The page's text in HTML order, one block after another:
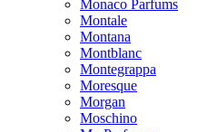
Monaco Parfums
Montale
Montana
Montblanc
Montegrappa
Moresque
Morgan
Moschino